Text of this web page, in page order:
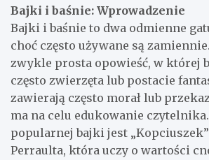
Bajki i baśnie: Wprowadzenie
Bajki i baśnie to dwa odmienne
choć często używane są
zwykle prosta opowieść, w której
często zwierzęta lub postacie
zawierają często morał lub
ma na celu edukowanie
popularnej bajki jest
Perraulta, która uczy o wartości